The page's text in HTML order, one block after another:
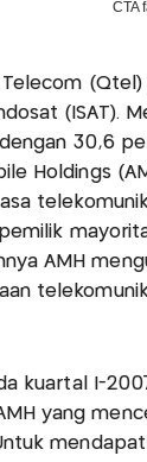
Telecom
(ISAT).
30,6
Holdings
AMH
kuartal I-
yang